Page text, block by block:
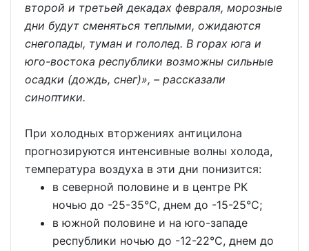
второй и третьей декадах февраля, морозные
дни будут сменяться теплыми, ожидаются
снегопады, туман и гололед. В горах юга и
юго-востока республики возможны сильные
осадки (дождь, снег)», – рассказали
синоптики.
При холодных вторжениях антицилона
прогнозируются интенсивные волны холода,
температура воздуха в эти дни понизится:
в северной половине и в центре РК
ночью до -25-35°С, днем до -15-25°С;
в южной половине и на юго-западе
республики ночью до -12-22°С, днем до